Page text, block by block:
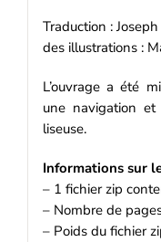
Traduction :
des illustrations :
L’ouvrage a été
une navigation
liseuse.
Informations sur
– 1 fichier zip
– Nombre de
– Poids du fichier